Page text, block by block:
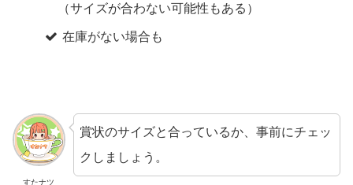
（サイズが合わない可能性もある）
在庫がない場合も
すたナツ
賞状のサイズと合っているか、事前にチェッ
クしましょう。